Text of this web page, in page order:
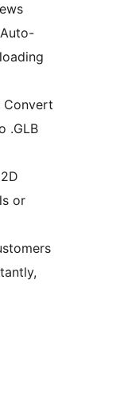
Convert
.GLB
or